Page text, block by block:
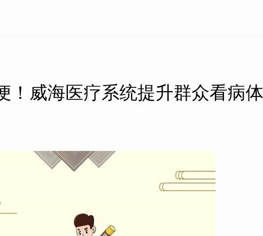
！威海医疗系统提升群众看病